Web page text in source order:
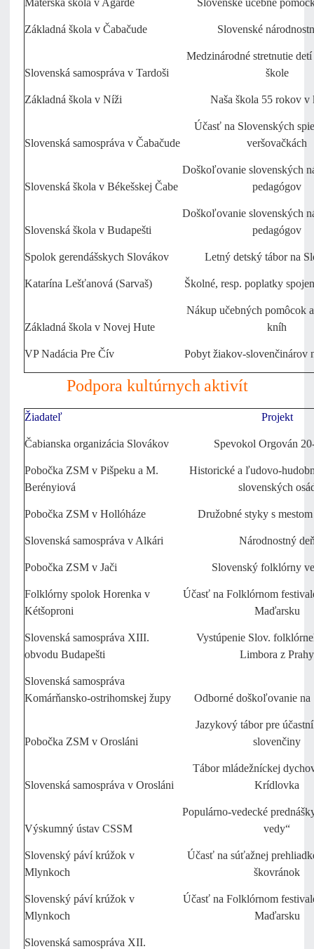
Základná škola v Čabačude Slovenské
Slovenská samospráva v Tardoši
Medzinárodné stretnutie
škole
Základná škola v Níži Naša škola 55 rokov v
Slovenská samospráva v Čabačude
Účasť na Slovenských
veršovačkách
Slovenská škola v Békešskej Čabe
Doškoľovanie slovenských
pedagógov
Slovenská škola v Budapešti
Doškoľovanie slovenských
pedagógov
Spolok gerendášskych Slovákov Letný detský tábor na
Katarína Lešťanová (Sarvaš) Školné, resp. poplatky
Základná škola v Novej Hute
Nákup učebných pomôcok
kníh
VP Nadácia Pre Čív Pobyt žiakov-slovenčinárov
Podpora kultúrnych aktivít
Žiadateľ Projekt
Čabianska organizácia Slovákov Spevokol Orgován
Pobočka ZSM v Pišpeku a M.
Berényiová
Historické a ľudovo-
slovenských
Pobočka ZSM v Hollóháze Družobné styky s
Slovenská samospráva v Alkári Národnostný
Pobočka ZSM v Jači Slovenský folklórny
Folklórny spolok Horenka v
Kétšoproni
Účasť na Folklórnom
Maďarsku
Slovenská samospráva XIII.
obvodu Budapešti
Vystúpenie Slov.
Limbora z Prahy
Slovenská samospráva
Komárňansko-ostrihomskej župy
Odborné doškoľovanie na
Pobočka ZSM v Orosláni
Jazykový tábor pre
slovenčiny
Slovenská samospráva v Orosláni
Tábor mládežníckej
Krídlovka
Výskumný ústav CSSM
Populárno-vedecké
vedy“
Slovenský páví krúžok v
Mlynkoch
Účasť na súťažnej
škovránok
Slovenský páví krúžok v
Mlynkoch
Účasť na Folklórnom
Maďarsku
Slovenská samospráva XII.